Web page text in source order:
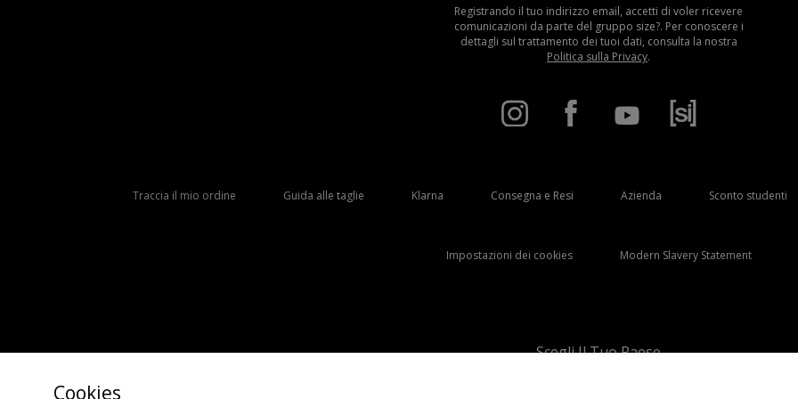
Registrando il tuo indirizzo email, accetti di voler ricevere
comunicazioni da parte del gruppo size?. Per conoscere i
dettagli sul trattamento dei tuoi dati, consulta la nostra
Politica sulla Privacy.
Traccia il mio ordine Guida alle taglie Klarna Consegna e Resi Azienda Sconto studenti
Impostazioni dei cookies Modern Slavery Statement
Scegli Il Tuo Paese
Cookies